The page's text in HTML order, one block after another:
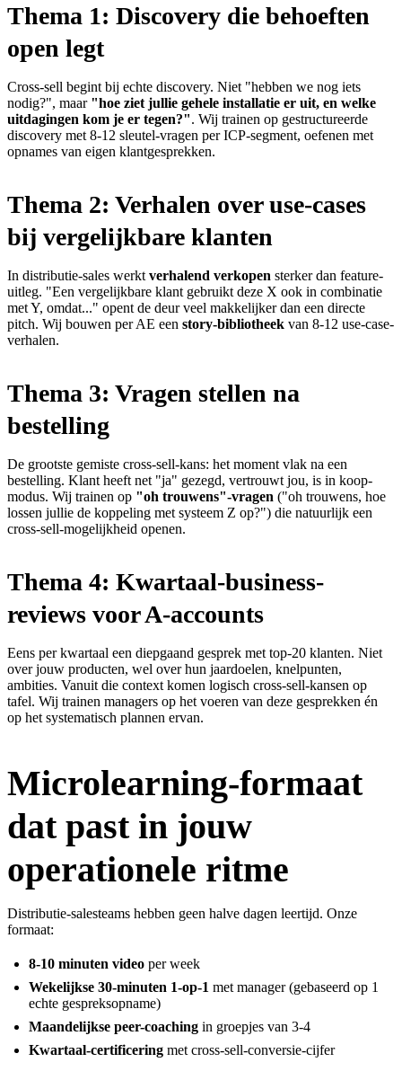
Thema 1: Discovery die behoeften
open legt
Cross-sell begint bij echte discovery. Niet "hebben we nog iets
nodig?", maar "hoe ziet jullie gehele installatie er uit, en welke
uitdagingen kom je er tegen?". Wij trainen op gestructureerde
discovery met 8-12 sleutel-vragen per ICP-segment, oefenen met
opnames van eigen klantgesprekken.
Thema 2: Verhalen over use-cases
bij vergelijkbare klanten
In distributie-sales werkt verhalend verkopen sterker dan feature-
uitleg. "Een vergelijkbare klant gebruikt deze X ook in combinatie
met Y, omdat..." opent de deur veel makkelijker dan een directe
pitch. Wij bouwen per AE een story-bibliotheek van 8-12 use-case-
verhalen.
Thema 3: Vragen stellen na
bestelling
De grootste gemiste cross-sell-kans: het moment vlak na een
bestelling. Klant heeft net "ja" gezegd, vertrouwt jou, is in koop-
modus. Wij trainen op "oh trouwens"-vragen ("oh trouwens, hoe
lossen jullie de koppeling met systeem Z op?") die natuurlijk een
cross-sell-mogelijkheid openen.
Thema 4: Kwartaal-business-
reviews voor A-accounts
Eens per kwartaal een diepgaand gesprek met top-20 klanten. Niet
over jouw producten, wel over hun jaardoelen, knelpunten,
ambities. Vanuit die context komen logisch cross-sell-kansen op
tafel. Wij trainen managers op het voeren van deze gesprekken én
op het systematisch plannen ervan.
Microlearning-formaat
dat past in jouw
operationele ritme
Distributie-salesteams hebben geen halve dagen leertijd. Onze
formaat:
8-10 minuten video per week
Wekelijkse 30-minuten 1-op-1 met manager (gebaseerd op 1
echte gespreksopname)
Maandelijkse peer-coaching in groepjes van 3-4
Kwartaal-certificering met cross-sell-conversie-cijfer